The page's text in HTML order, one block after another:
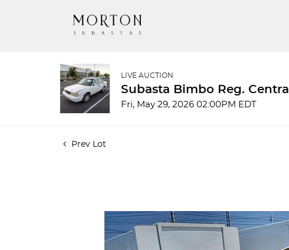
LIVE AUCTION
Subasta Bimbo Reg. Central
Fri, May 29, 2026 02:00PM EDT
Prev Lot